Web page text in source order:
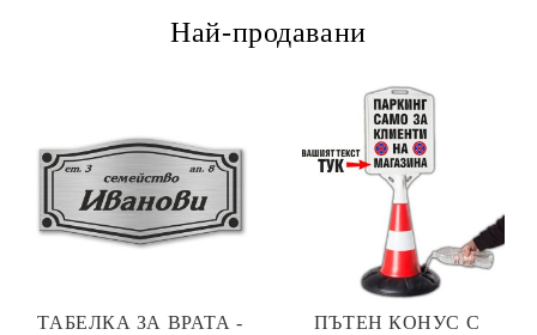
Най-продавани
ТАБЕЛКА ЗА ВРАТА -
ПЪТЕН КОНУС С